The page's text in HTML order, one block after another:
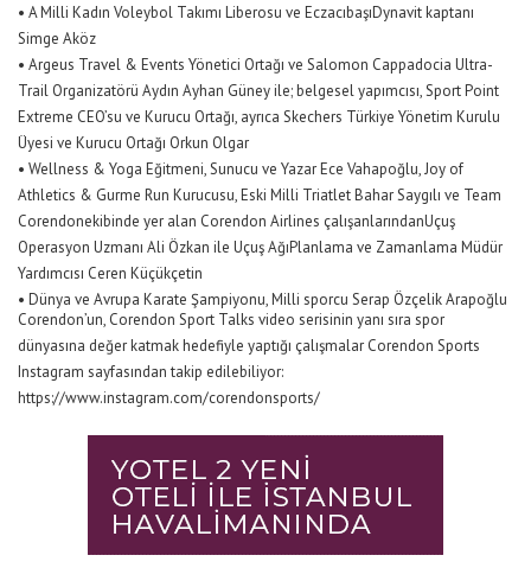
• A Milli Kadın Voleybol Takımı Liberosu ve EczacıbaşıDynavitkaptanı
Simge Aköz
• Argeus Travel & Events Yönetici Ortağı ve Salomon Cappadocia Ultra-
Trail Organizatörü Aydın Ayhan Güneyile;belgeselyapımcısı, Sport Point
Extreme CEO’su ve Kurucu Ortağı, ayrıca Skechers Türkiye Yönetim Kurulu
Üyesi ve Kurucu Ortağı Orkun Olgar
• Wellness & Yoga Eğitmeni,Sunucu ve Yazar Ece Vahapoğlu, Joy of
Athletics & Gurme Run Kurucusu, Eski Milli Triatlet BaharSaygılı ve Team
Corendonekibinde yer alan Corendon Airlines çalışanlarındanUçuş
Operasyon Uzmanı Ali Özkan ile UçuşAğıPlanlama ve Zamanlama Müdür
Yardımcısı Ceren Küçükçetin
• Dünya ve Avrupa Karate Şampiyonu, Milli sporcu Serap Özçelik Arapoğlu
Corendon’un, Corendon Sport Talks video serisinin yanı sıra spor
dünyasına değer katmak hedefiyle yaptığı çalışmalar Corendon Sports
Instagram sayfasından takip edilebiliyor:
https://www.instagram.com/corendonsports/